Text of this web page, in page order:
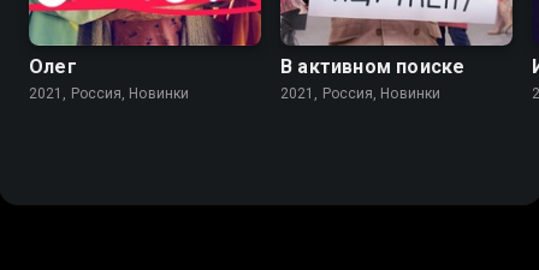
Олег
2021, Россия, Новинки
В активном поиске
2021, Россия, Новинки